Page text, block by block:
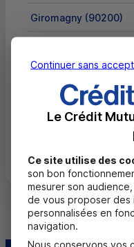
Giromagny (90200)
Lachapelle-sous-
Valdoie (90300)
Continuer sans
Le Crédit
Ce site utilise des
son bon
mesurer son
de vous proposer des
personnalisées en
navigation.
Nous conservons vos